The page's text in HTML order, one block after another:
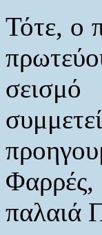
Τότε, ο
παλαιά